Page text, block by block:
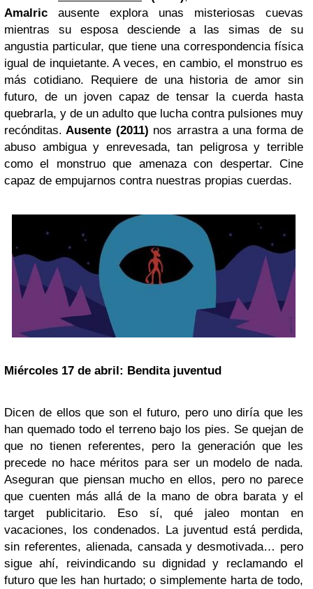
Amalric ausente explora unas misteriosas cuevas
mientras su esposa desciende a las simas de su
angustia particular, que tiene una correspondencia física
igual de inquietante. A veces, en cambio, el monstruo es
más cotidiano. Requiere de una historia de amor sin
futuro, de un joven capaz de tensar la cuerda hasta
quebrarla, y de un adulto que lucha contra pulsiones muy
recónditas. Ausente (2011) nos arrastra a una forma de
abuso ambigua y enrevesada, tan peligrosa y terrible
como el monstruo que amenaza con despertar. Cine
capaz de empujarnos contra nuestras propias cuerdas.
Miércoles 17 de abril: Bendita juventud
Dicen de ellos que son el futuro, pero uno diría que les
han quemado todo el terreno bajo los pies. Se quejan de
que no tienen referentes, pero la generación que les
precede no hace méritos para ser un modelo de nada.
Aseguran que piensan mucho en ellos, pero no parece
que cuenten más allá de la mano de obra barata y el
target publicitario. Eso sí, qué jaleo montan en
vacaciones, los condenados. La juventud está perdida,
sin referentes, alienada, cansada y desmotivada… pero
sigue ahí, reivindicando su dignidad y reclamando el
futuro que les han hurtado; o simplemente harta de todo,